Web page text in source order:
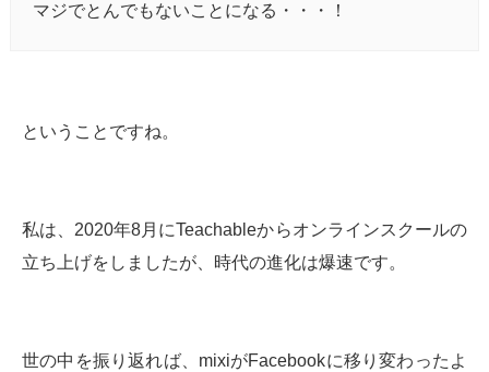
マジでとんでもないことになる・・・！
ということですね。
私は、2020年8月にTeachableからオンラインスクールの
立ち上げをしましたが、時代の進化は爆速です。
世の中を振り返れば、mixiがFacebookに移り変わったよ